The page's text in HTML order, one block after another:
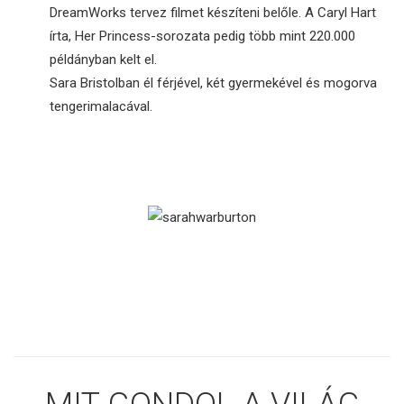
DreamWorks tervez filmet készíteni belőle. A Caryl Hart
írta, Her Princess-sorozata pedig több mint 220.000
példányban kelt el.
Sara Bristolban él férjével, két gyermekével és mogorva
tengerimalacával.